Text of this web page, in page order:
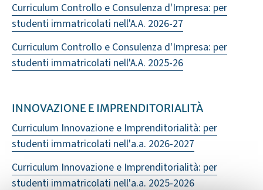
Curriculum Controllo e Consulenza d'Impresa: per
studenti immatricolati nell'A.A. 2026-27
Curriculum Controllo e Consulenza d'Impresa: per
studenti immatricolati nell'A.A. 2025-26
INNOVAZIONE E IMPRENDITORIALITÀ
Curriculum Innovazione e Imprenditorialità: per
studenti immatricolati nell'a.a. 2026-2027
Curriculum Innovazione e Imprenditorialità: per
studenti immatricolati nell'a.a. 2025-2026